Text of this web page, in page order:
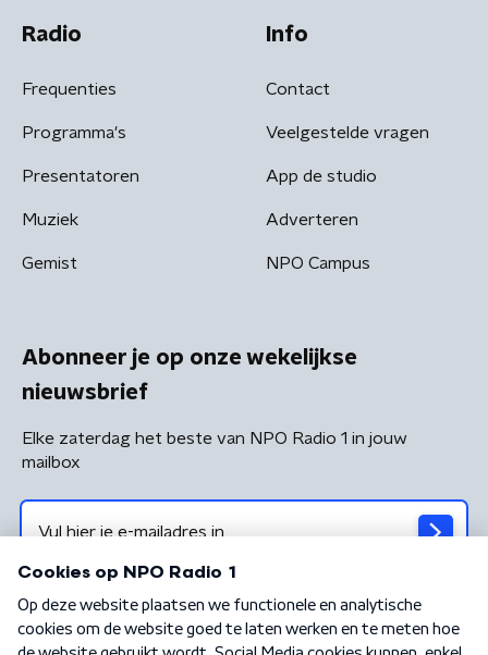
Radio
Frequenties
Programma's
Presentatoren
Muziek
Gemist
Info
Contact
Veelgestelde vragen
App de studio
Adverteren
NPO Campus
Abonneer je op onze wekelijkse
nieuwsbrief
Elke zaterdag het beste van NPO Radio 1 in jouw
mailbox